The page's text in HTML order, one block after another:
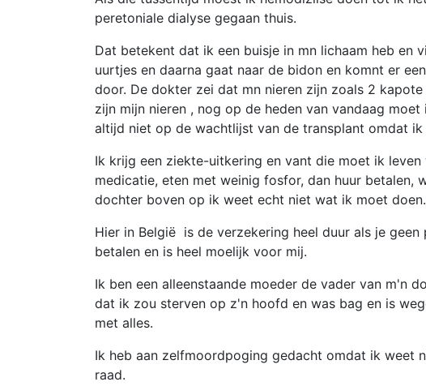
peretoniale dialyse gegaan thuis.
Dat betekent dat ik een buisje in mn lichaam heb en
uurtjes en daarna gaat naar de bidon en komnt er
door. De dokter zei dat mn nieren zijn zoals 2
zijn mijn nieren , nog op de heden van vandaag
altijd niet op de wachtlijst van de transplant omdat
Ik krijg een ziekte-uitkering en vant die moet ik
medicatie, eten met weinig fosfor, dan huur betalen,
dochter boven op ik weet echt niet wat ik moet doen.
Hier in België is de verzekering heel duur als je
betalen en is heel moelijk voor mij.
Ik ben een alleenstaande moeder de vader van m'n
dat ik zou sterven op z'n hoofd en was bag en is
met alles.
Ik heb aan zelfmoordpoging gedacht omdat ik weet
raad.